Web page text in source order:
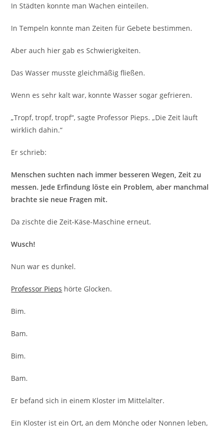
In Städten konnte man Wachen einteilen.
In Tempeln konnte man Zeiten für Gebete bestimmen.
Aber auch hier gab es Schwierigkeiten.
Das Wasser musste gleichmäßig fließen.
Wenn es sehr kalt war, konnte Wasser sogar gefrieren.
„Tropf, tropf, tropf“, sagte Professor Pieps. „Die Zeit läuft
wirklich dahin.“
Er schrieb:
Menschen suchten nach immer besseren Wegen, Zeit zu
messen. Jede Erfindung löste ein Problem, aber manchmal
brachte sie neue Fragen mit.
Da zischte die Zeit-Käse-Maschine erneut.
Wusch!
Nun war es dunkel.
Professor Pieps hörte Glocken.
Bim.
Bam.
Bim.
Bam.
Er befand sich in einem Kloster im Mittelalter.
Ein Kloster ist ein Ort, an dem Mönche oder Nonnen leben,